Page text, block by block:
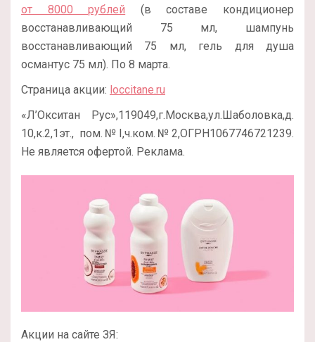
от 8000 рублей (в составе кондиционер
восстанавливающий 75 мл, шампунь
восстанавливающий 75 мл, гель для душа
османтус 75 мл). По 8 марта.
Страница акции: loccitane.ru
«Л’Окситан Рус»,119049,г.Москва,ул.Шаболовка,д.
10,к.2,1эт., пом.№I,ч.ком.№2,ОГРН1067746721239.
Не является офертой. Реклама.
Акции на сайте ЗЯ: